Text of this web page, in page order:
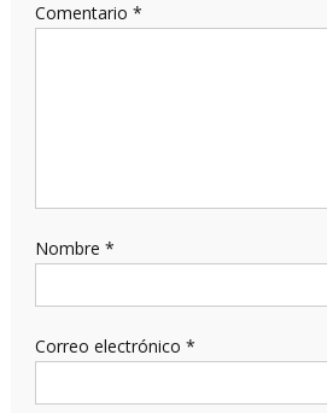
Comentario *
Nombre *
Correo electrónico *